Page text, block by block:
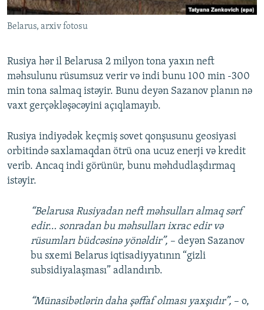
Belarus, arxiv fotosu
Rusiya hər il Belarusa 2 milyon tona yaxın neft
məhsulunu rüsumsuz verir və indi bunu 100 min -300
min tona salmaq istəyir. Bunu deyən Sazanov planın nə
vaxt gerçəkləşəcəyini açıqlamayıb.
Rusiya indiyədək keçmiş sovet qonşusunu geosiyasi
orbitində saxlamaqdan ötrü ona ucuz enerji və kredit
verib. Ancaq indi görünür, bunu məhdudlaşdırmaq
istəyir.
“Belarusa Rusiyadan neft məhsulları almaq sərf
edir… sonradan bu məhsulları ixrac edir və
rüsumları büdcəsinə yönəldir”, – deyən Sazanov
bu sxemi Belarus iqtisadiyyatının “gizli
subsidiyalaşması” adlandırıb.
“Münasibətlərin daha şəffaf olması yaxşıdır”, – o,